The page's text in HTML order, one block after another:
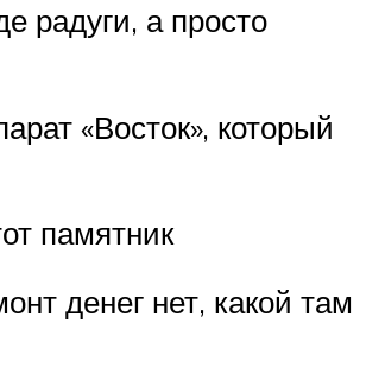
радуги, а просто
«Восток», который
памятник
денег нет, какой там